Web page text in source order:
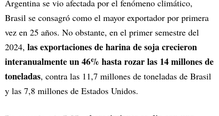
Argentina se vio afectada por el fenómeno climático,
Brasil se consagró como el mayor exportador por primera
vez en 25 años. No obstante, en el primer semestre del
2024, las exportaciones de harina de soja crecieron
interanualmente un 46% hasta rozar las 14 millones de
toneladas, contra las 11,7 millones de toneladas de Brasil
y las 7,8 millones de Estados Unidos.